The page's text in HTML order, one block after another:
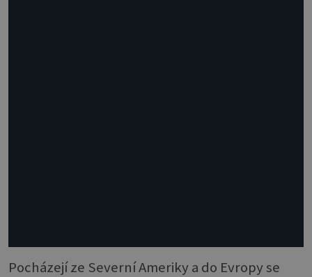
Pocházejí ze Severní Ameriky a do Evropy se